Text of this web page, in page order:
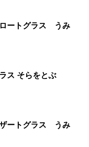
コぐんだん フロートグラス うみ
ノラネコぐんだん グラス そらをとぶ
コぐんだん デザートグラス うみ